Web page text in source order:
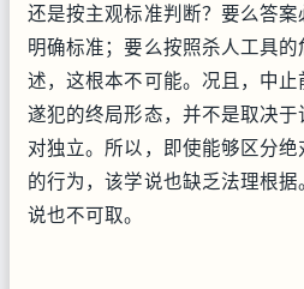
还是按主观标准判断？要么答
明确标准；要么按照杀人工具
述，这根本不可能。况且，中
遂犯的终局形态，并不是取决
对独立。所以，即使能够区分
的行为，该学说也缺乏法理根
说也不可取。